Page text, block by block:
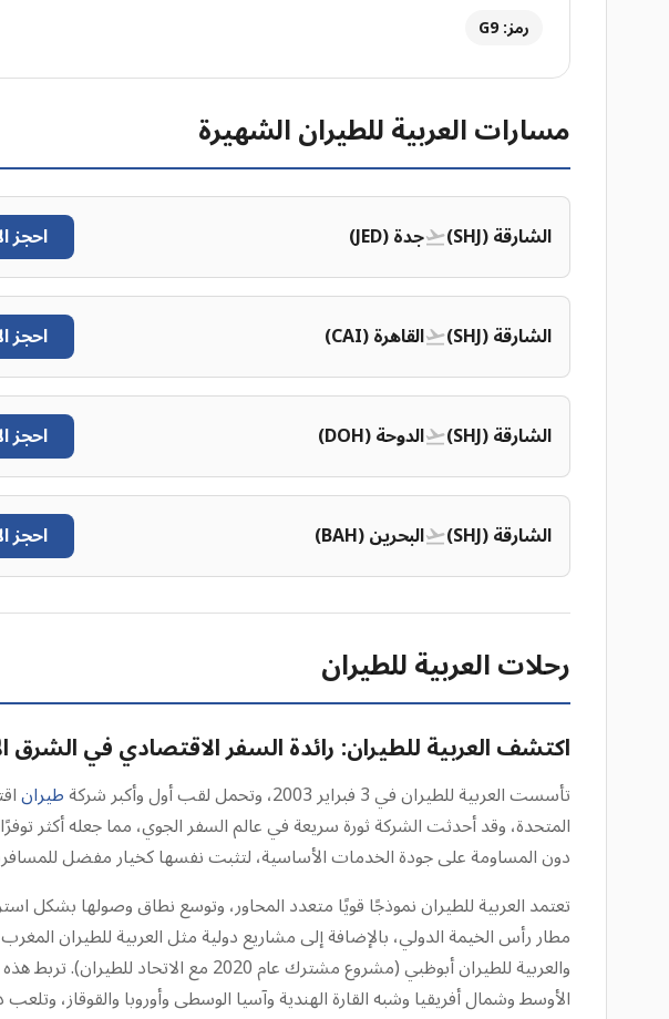
رمز: G9
مسارات العربية للطيران الشهيرة
الشارقة (SHJ) جدة (JED) احجز
الشارقة (SHJ) القاهرة (CAI) احجز
الشارقة (SHJ) الدوحة (DOH) احجز
الشارقة (SHJ) البحرين (BAH) احجز
رحلات العربية للطيران
اكتشف العربية للطيران: رائدة السفر الاقتصادي في الشرق
تأسست العربية للطيران في 3 فبراير 2003، وتحمل لقب أول وأكبر شركة طيران
المتحدة، وقد أحدثت الشركة ثورة سريعة في عالم السفر الجوي، مما جعله أكثر
دون المساومة على جودة الخدمات الأساسية، لتثبت نفسها كخيار مفضل
الأوسط وشمال أفريقيا وشبه القارة الهندية وآسيا الوسطى وأوروبا والقوقاز،